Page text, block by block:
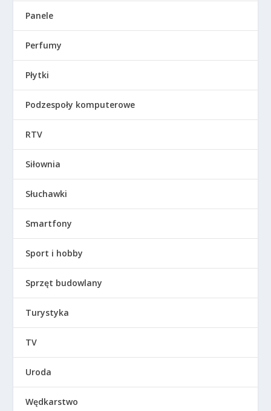
Panele
Perfumy
Płytki
Podzespoły komputerowe
RTV
Siłownia
Słuchawki
Smartfony
Sport i hobby
Sprzęt budowlany
Turystyka
TV
Uroda
Wędkarstwo